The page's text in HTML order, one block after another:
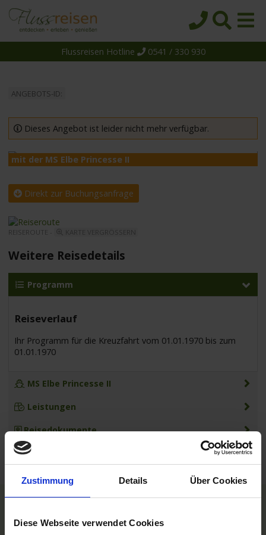
Zustimmung Details Über Cookies
Diese Webseite verwendet Cookies
Reiseziele
Themen
Reedereien
Schiffe
Über uns
Suche
Flussreisen Hotline 0541 / 330 930
ANGEBOTS-ID:
Dieses Angebot ist leider nicht mehr verfügbar.
mit der MS Elbe Princesse II
Direkt zur Buchungsanfrage
REISEROUTE -
Weitere Reisedetails
Programm
Reiseverlauf
Ihr Programm für die Kreuzfahrt vom 01.01.1970 bis zum
01.01.1970
MS Elbe Princesse II
Leistungen
Reisedokumente